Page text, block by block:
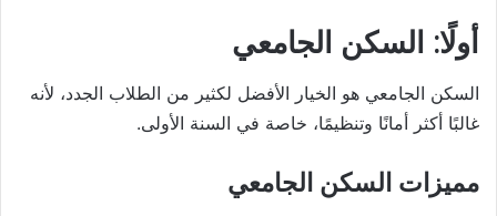
أولًا: السكن الجامعي
السكن الجامعي هو الخيار الأفضل لكثير من الطلاب الجدد، لأنه
غالبًا أكثر أمانًا وتنظيمًا، خاصة في السنة الأولى.
مميزات السكن الجامعي